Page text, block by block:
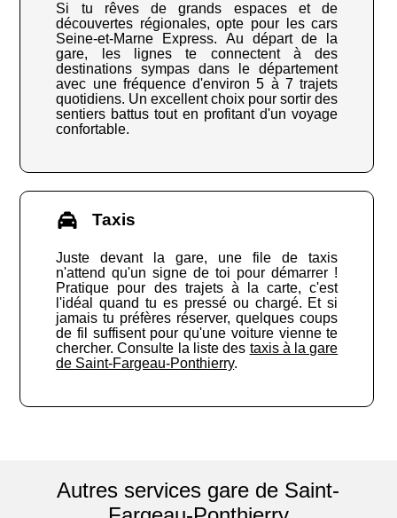
Si tu rêves de grands espaces et de
découvertes régionales, opte pour les cars
Seine-et-Marne Express. Au départ de la
gare, les lignes te connectent à des
destinations sympas dans le département
avec une fréquence d'environ 5 à 7 trajets
quotidiens. Un excellent choix pour sortir des
sentiers battus tout en profitant d'un voyage
confortable.
Taxis
Juste devant la gare, une file de taxis
n'attend qu'un signe de toi pour démarrer !
Pratique pour des trajets à la carte, c'est
l'idéal quand tu es pressé ou chargé. Et si
jamais tu préfères réserver, quelques coups
de fil suffisent pour qu'une voiture vienne te
chercher. Consulte la liste des taxis à la gare
de Saint-Fargeau-Ponthierry.
Autres services gare de Saint-